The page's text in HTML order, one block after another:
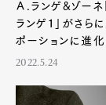
Ａ.ランゲ&ゾーネ
ランゲ１」がさら
ポーションに進化
2022.5.24